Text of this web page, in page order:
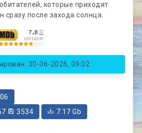
которые приходят
сразу после захода солнца.
30-06-2026, 09:02
3534
7.17 Gb